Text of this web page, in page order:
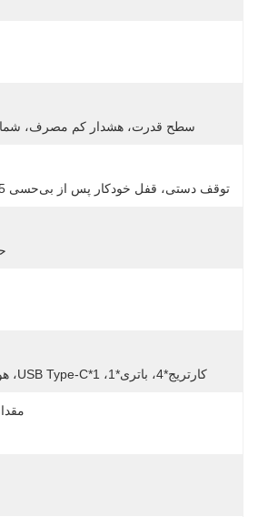
سطح قدرت، هشدار کم مصرف، شمارش
توقف دستی، قفل خودکار پس از بی‌حسی 5 ثانیه‌ای برقی 3 پیوسته
کارتریج*4، باتری*1، USB Type-C*1، هولستر*1، کیف ذخیره* 1